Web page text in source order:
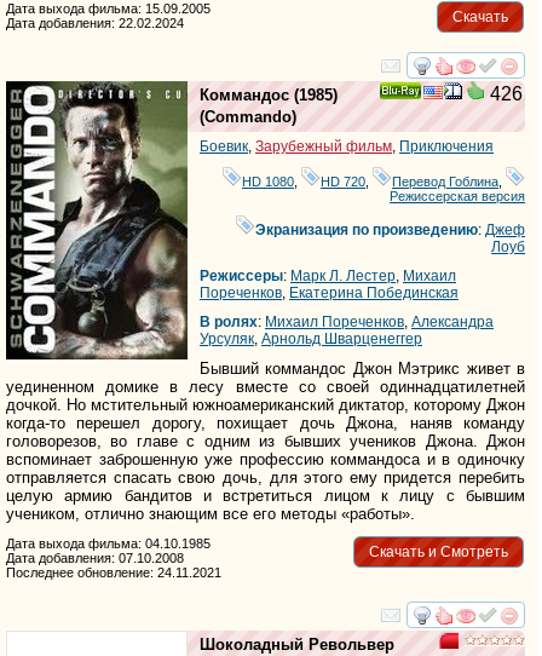
Скачать
Дата выхода фильма: 15.09.2005
Дата добавления: 22.02.2024
смотреть
426
Коммандос (1985)
(Commando)
Боевик, Зарубежный фильм, Приключения
HD 1080, HD 720, Перевод Гоблина,
Режиссерская версия
Экранизация по произведению:Джеф
Лоуб
Режиссеры: Марк Л. Лестер, Михаил
Пореченков, Екатерина Побединская
В ролях: Михаил Пореченков, Александра
Урсуляк, Арнольд Шварценеггер
Бывший коммандос Джон Мэтрикс живет в
уединенном домике в лесу вместе со своей одиннадцатилетней
дочкой. Но мстительный южноамериканский диктатор, которому Джон
когда-то перешел дорогу, похищает дочь Джона, наняв команду
головорезов, во главе с одним из бывших учеников Джона. Джон
вспоминает заброшенную уже профессию коммандоса и в одиночку
отправляется спасать свою дочь, для этого ему придется перебить
целую армию бандитов и встретиться лицом к лицу с бывшим
учеником, отлично знающим все его методы «работы».
Скачать и Смотреть
Дата выхода фильма: 04.10.1985
Дата добавления: 07.10.2008
Последнее обновление: 24.11.2021
смотреть
Шоколадный Револьвер